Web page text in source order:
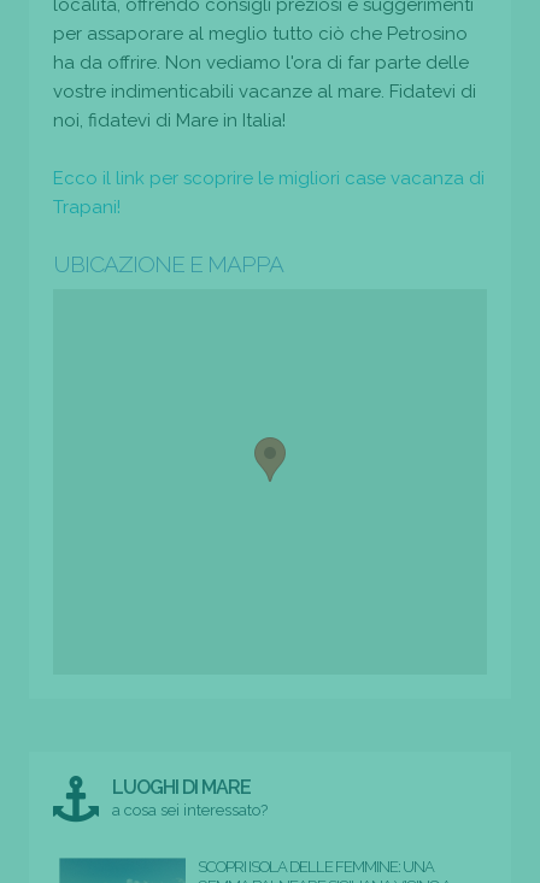
località, offrendo consigli preziosi e suggerimenti
per assaporare al meglio tutto ciò che Petrosino
ha da offrire. Non vediamo l'ora di far parte delle
vostre indimenticabili vacanze al mare. Fidatevi di
noi, fidatevi di Mare in Italia!
Ecco il link per scoprire le migliori case vacanza di
Trapani!
UBICAZIONE E MAPPA
LUOGHI DI MARE
a cosa sei interessato?
SCOPRI ISOLA DELLE FEMMINE: UNA